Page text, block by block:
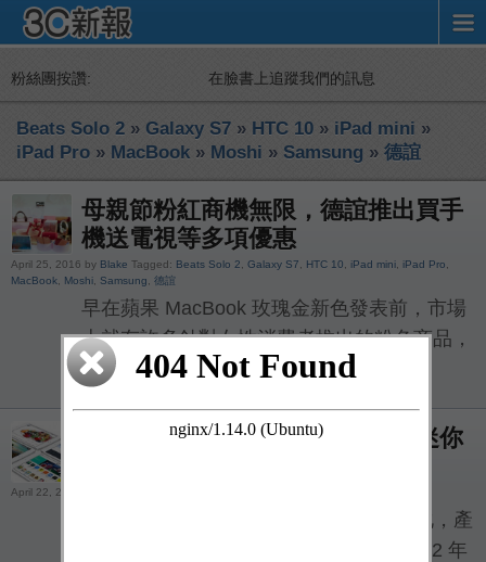
粉絲團按讚: 在臉書上追蹤我們的訊息
Beats Solo 2 » Galaxy S7 » HTC 10 » iPad mini »
iPad Pro » MacBook » Moshi » Samsung » 德誼
母親節粉紅商機無限，德誼推出買手
機送電視等多項優惠
April 25, 2016 by Blake Tagged: Beats Solo 2 Galaxy S7 HTC 10 iPad mini iPad Pro
MacBook
Moshi Samsung 德誼
早在蘋果 MacBook 玫瑰金新色發表前，市場
上就有許多針對女性消費者推出的粉色商品，
在蘋果推出玫瑰金色產品 […]
重整產品線，蘋果下半年將推出迷你
April 22, 2016 by
iPad 從 2010 年誕生以後，歷經幾代演化，產
品線已經衍生出許多不同機種，包括 2012 年